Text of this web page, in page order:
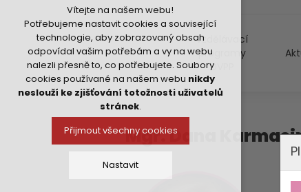
Vítejte na našem webu!
Potřebujeme nastavit cookies a související
technologie, aby zobrazovaný obsah
odpovídal vašim potřebám a vy na webu
nalezli přesně to, co potřebujete. Soubory
cookies používané na našem webu nikdy
neslouží ke zjišťování totožnosti uživatelů
stránek.
Přijmout všechny cookies
Nastavit
Vzdělávací
programy
DVPP
Mgr. Dana